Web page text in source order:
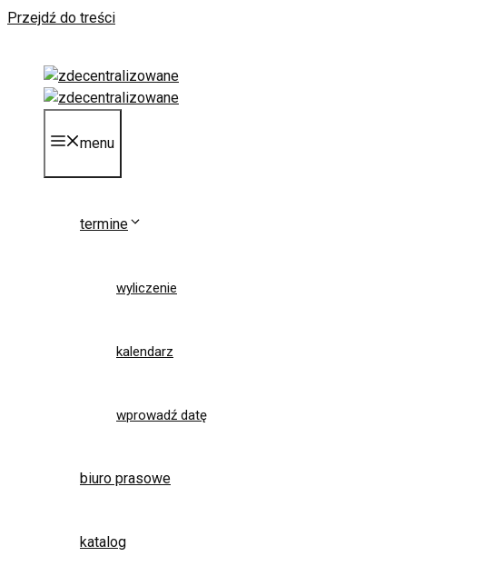
Przejdź do treści
menu
termine
wyliczenie
kalendarz
wprowadź datę
biuro prasowe
katalog